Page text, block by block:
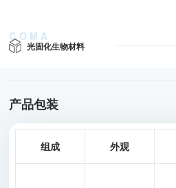
光固化生物材料
产品包装
组成 外观